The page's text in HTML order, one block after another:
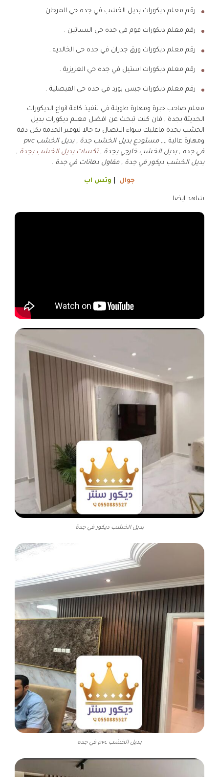
رقم معلم ديكورات بديل الخشب في جده حي المرجان .
رقم معلم ديكورات فوم في جده حي البساتين .
رقم معلم ديكورات ورق جدران في جده حي الخالدية .
رقم معلم ديكورات استيل في جده حي العزيزية .
رقم معلم ديكورات جبس بورد في جده حي الفيصلية .
معلم صاحب خبرة ومهارة طويلة في تنفيذ كافة انواع الديكورات
الحديثة بجدة , فان كنت تبحث عن افضل معلم ديكورات بديل
الخشب بجدة ماعليك سواء الاتصال بة حالا لتوفير الخدمة بكل دقة
ومهارة عالية ,,,,
مستودع بديل الخشب جدة , بديل الخشب pvc
في جده , بديل الخشب خارجي بجدة ,تكسات بديل الخشب بجدة ,
بديل الخشب ديكور في جدة , مقاول دهانات في جدة .
جوال وتس اب
شاهد ايضا
بديل الخشب ديكور في جدة
بديل الخشب pvc في جده